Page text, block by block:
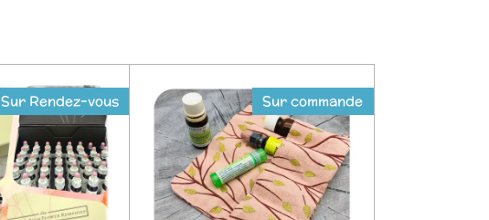
Sur Rendez-vous Sur commande